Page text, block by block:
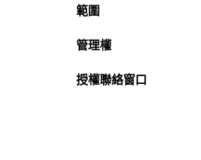
範圍
管理權
授權聯絡窗口